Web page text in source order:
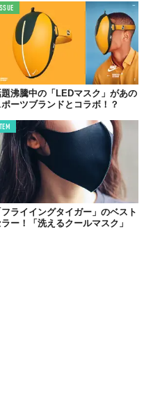
adidas FACE
ディダス」のマスク
フェイスカバー）」
な素材を採用。さらに、通
ルでクールなデザインと言
ISSUE
沸騰中の「LEDマスク」があの
ポーツブランドとコラボ！？
ITEM
フライイングタイガー」のベスト
ー！「洗えるクールマスク」